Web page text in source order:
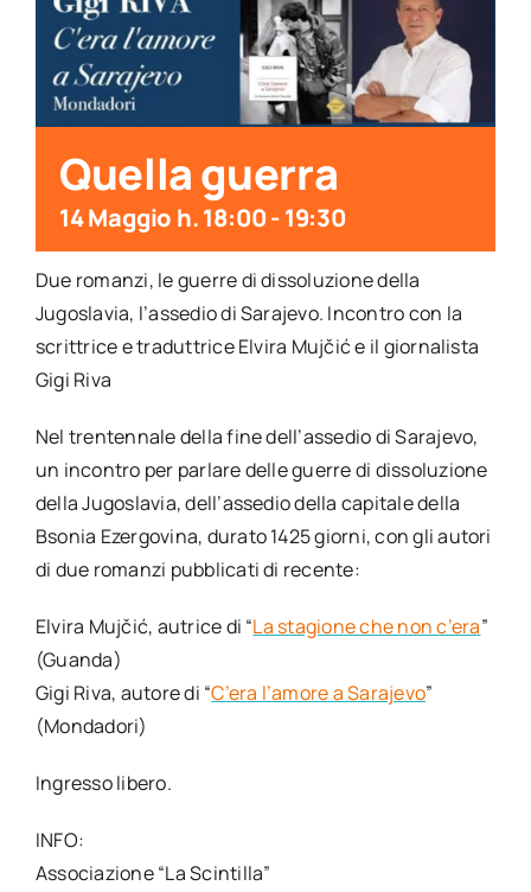
per:
Newsletter
Quella guerra
14 Maggio h. 18:00-19:30
Due romanzi, le guerre di dissoluzione della
Jugoslavia, l’assedio di Sarajevo. Incontro con la
scrittrice e traduttrice Elvira Mujčić e il giornalista
Gigi Riva
Nel trentennale della fine dell’assedio di Sarajevo,
un incontro per parlare delle guerre di dissoluzione
della Jugoslavia, dell’assedio della capitale della
Bsonia Ezergovina, durato 1425 giorni, con gli autori
di due romanzi pubblicati di recente:
Elvira Mujčić, autrice di “La stagione che non c’era”
(Guanda)
Gigi Riva, autore di “C’era l’amore a Sarajevo”
(Mondadori)
Ingresso libero.
INFO:
Associazione “La Scintilla”